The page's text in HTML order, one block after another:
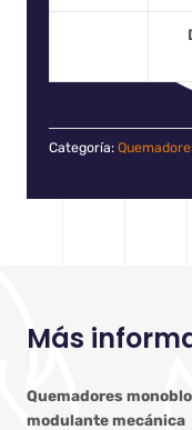
Categoría:
Más
Quemadores
modulante mecánica